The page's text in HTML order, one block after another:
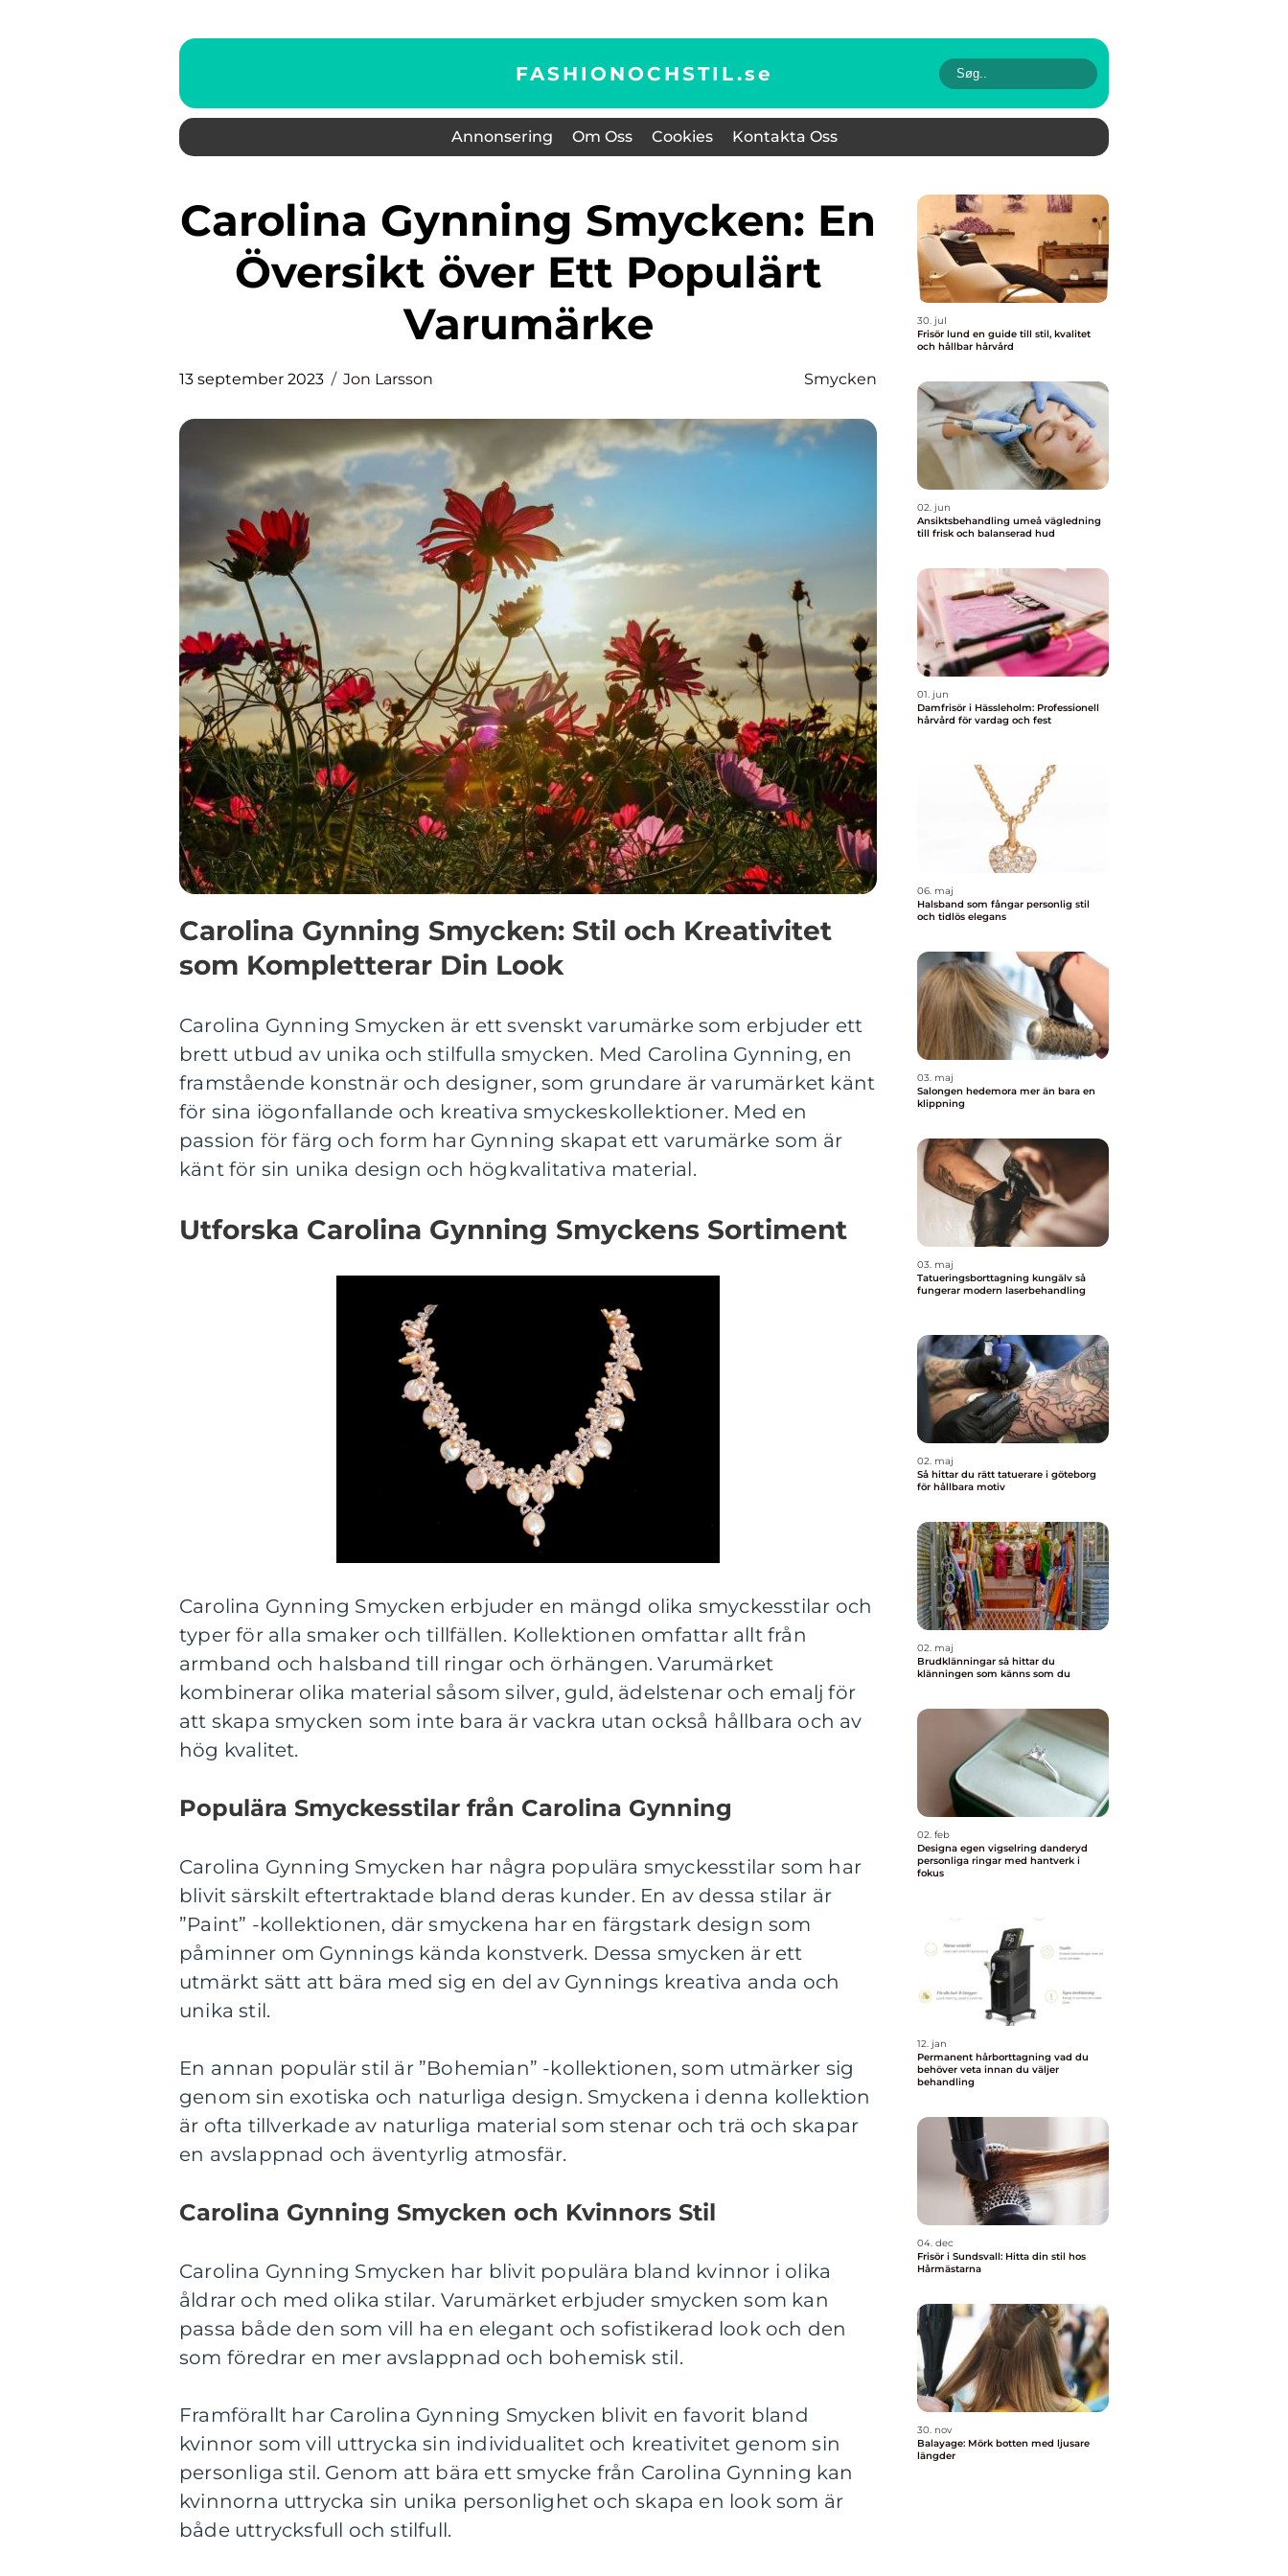
FASHIONOCHSTIL.se
Annonsering Om Oss Cookies Kontakta Oss
Carolina Gynning Smycken: En
Översikt över Ett Populärt
Varumärke
13 september 2023 Jon Larsson Smycken
Carolina Gynning Smycken: Stil och Kreativitet
som Kompletterar Din Look
Carolina Gynning Smycken är ett svenskt varumärke som erbjuder ett
brett utbud av unika och stilfulla smycken. Med Carolina Gynning, en
framstående konstnär och designer, som grundare är varumärket känt
för sina iögonfallande och kreativa smyckeskollektioner. Med en
passion för färg och form har Gynning skapat ett varumärke som är
känt för sin unika design och högkvalitativa material.
Utforska Carolina Gynning Smyckens Sortiment
Carolina Gynning Smycken erbjuder en mängd olika smyckesstilar och
typer för alla smaker och tillfällen. Kollektionen omfattar allt från
armband och halsband till ringar och örhängen. Varumärket
kombinerar olika material såsom silver, guld, ädelstenar och emalj för
att skapa smycken som inte bara är vackra utan också hållbara och av
hög kvalitet.
Populära Smyckesstilar från Carolina Gynning
Carolina Gynning Smycken har några populära smyckesstilar som har
blivit särskilt eftertraktade bland deras kunder. En av dessa stilar är
”Paint” -kollektionen, där smyckena har en färgstark design som
påminner om Gynnings kända konstverk. Dessa smycken är ett
utmärkt sätt att bära med sig en del av Gynnings kreativa anda och
unika stil.
En annan populär stil är ”Bohemian” -kollektionen, som utmärker sig
genom sin exotiska och naturliga design. Smyckena i denna kollektion
är ofta tillverkade av naturliga material som stenar och trä och skapar
en avslappnad och äventyrlig atmosfär.
Carolina Gynning Smycken och Kvinnors Stil
Carolina Gynning Smycken har blivit populära bland kvinnor i olika
åldrar och med olika stilar. Varumärket erbjuder smycken som kan
passa både den som vill ha en elegant och sofistikerad look och den
som föredrar en mer avslappnad och bohemisk stil.
Framförallt har Carolina Gynning Smycken blivit en favorit bland
kvinnor som vill uttrycka sin individualitet och kreativitet genom sin
personliga stil. Genom att bära ett smycke från Carolina Gynning kan
kvinnorna uttrycka sin unika personlighet och skapa en look som är
både uttrycksfull och stilfull.
30. jul
Frisör lund en guide till stil, kvalitet
och hållbar hårvård
02. jun
Ansiktsbehandling umeå vägledning
till frisk och balanserad hud
01. jun
Damfrisör i Hässleholm: Professionell
hårvård för vardag och fest
06. maj
Halsband som fångar personlig stil
och tidlös elegans
03. maj
Salongen hedemora mer än bara en
klippning
03. maj
Tatueringsborttagning kungälv så
fungerar modern laserbehandling
02. maj
Så hittar du rätt tatuerare i göteborg
för hållbara motiv
02. maj
Brudklänningar så hittar du
klänningen som känns som du
02. feb
Designa egen vigselring danderyd
personliga ringar med hantverk i
fokus
12. jan
Permanent hårborttagning vad du
behöver veta innan du väljer
behandling
04. dec
Frisör i Sundsvall: Hitta din stil hos
Hårmästarna
30. nov
Balayage: Mörk botten med ljusare
längder